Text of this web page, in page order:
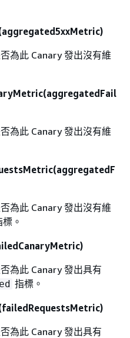
為此 Canary 發出沒有維
為此 Canary 發出沒有維
為此 Canary 發出沒有維
。
為此 Canary 發出具有
指標。
為此 Canary 發出具有